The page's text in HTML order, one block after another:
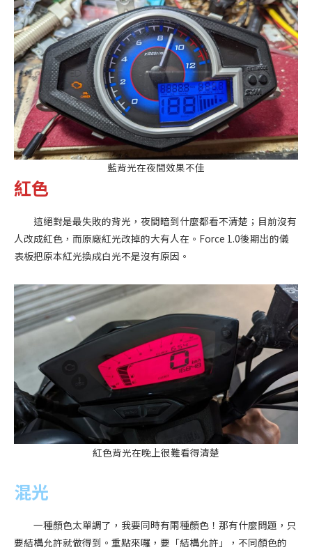
藍背光在夜間效果不佳
紅色
這絕對是最失敗的背光，夜間暗到什麼都看不清楚；目前沒有
人改成紅色，而原廠紅光改掉的大有人在。Force 1.0後期出的儀
表板把原本紅光換成白光不是沒有原因。
紅色背光在晚上很難看得清楚
混光
一種顏色太單調了，我要同時有兩種顏色！那有什麼問題，只
要結構允許就做得到。重點來囉，要「結構允許」，不同顏色的